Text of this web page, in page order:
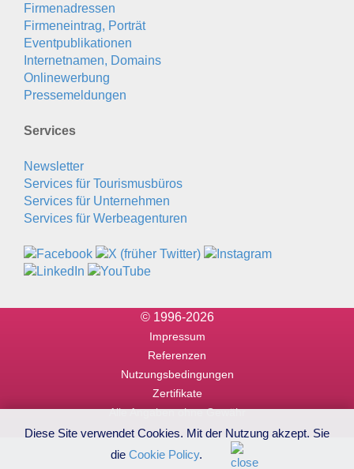
Firmenadressen
Firmeneintrag, Porträt
Eventpublikationen
Internetnamen, Domains
Onlinewerbung
Pressemeldungen
Services
Newsletter
Services für Tourismusbüros
Services für Unternehmen
Services für Werbeagenturen
© 1996-2026
Impressum
Referenzen
Nutzungsbedingungen
Zertifikate
Alle Angaben ohne Gewähr
Diese Site verwendet Cookies. Mit der Nutzung akzept. Sie
die Cookie Policy.